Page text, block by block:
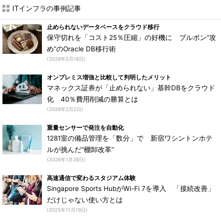
ITインフラの事例記事
止められないデータベースをクラウド移行
保守切れを「コスト25％圧縮」の好機に ブルボン“攻
め”のOracle DB移行術
(2026年2月18日)
オンプレミス増強と比較して判明したメリット
マネックス証券が「止められない」基幹DBをクラウド
化 40％費用削減の勝算とは
(2026年2月2日)
重量センサーで発注を自動化
1281室の備品管理を「数分」で 新宿ワシントンホテ
ルが挑んだ“棚卸改革”
(2026年1月28日)
高速通信で変わるスタジアム体験
Singapore Sports HubがWi-Fi 7を導入 「接続改善」
だけじゃない使い方とは
(2025年11月19日)